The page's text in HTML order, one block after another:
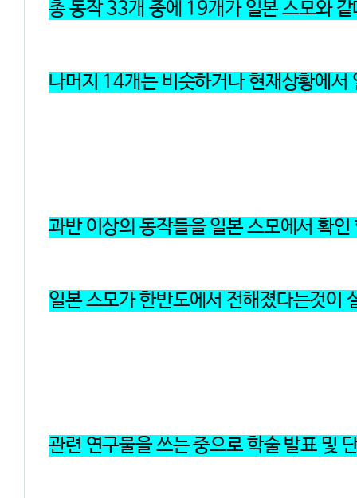
총 동작 33개 중에 19개가 일본 스모와
나머지 14개는 비슷하거나 현재상황에서
과반 이상의 동작들을 일본 스모에서 확
일본 스모가 한반도에서 전해졌다는것이
관련 연구물을 쓰는 중으로 학술 발표 및